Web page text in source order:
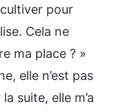
pour
Cela ne
ma place ? »
elle n’est pas
suite, elle m’a